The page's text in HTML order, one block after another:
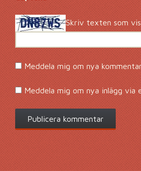
Skriv texten som
Meddela mig om nya
Meddela mig om nya inlägg via